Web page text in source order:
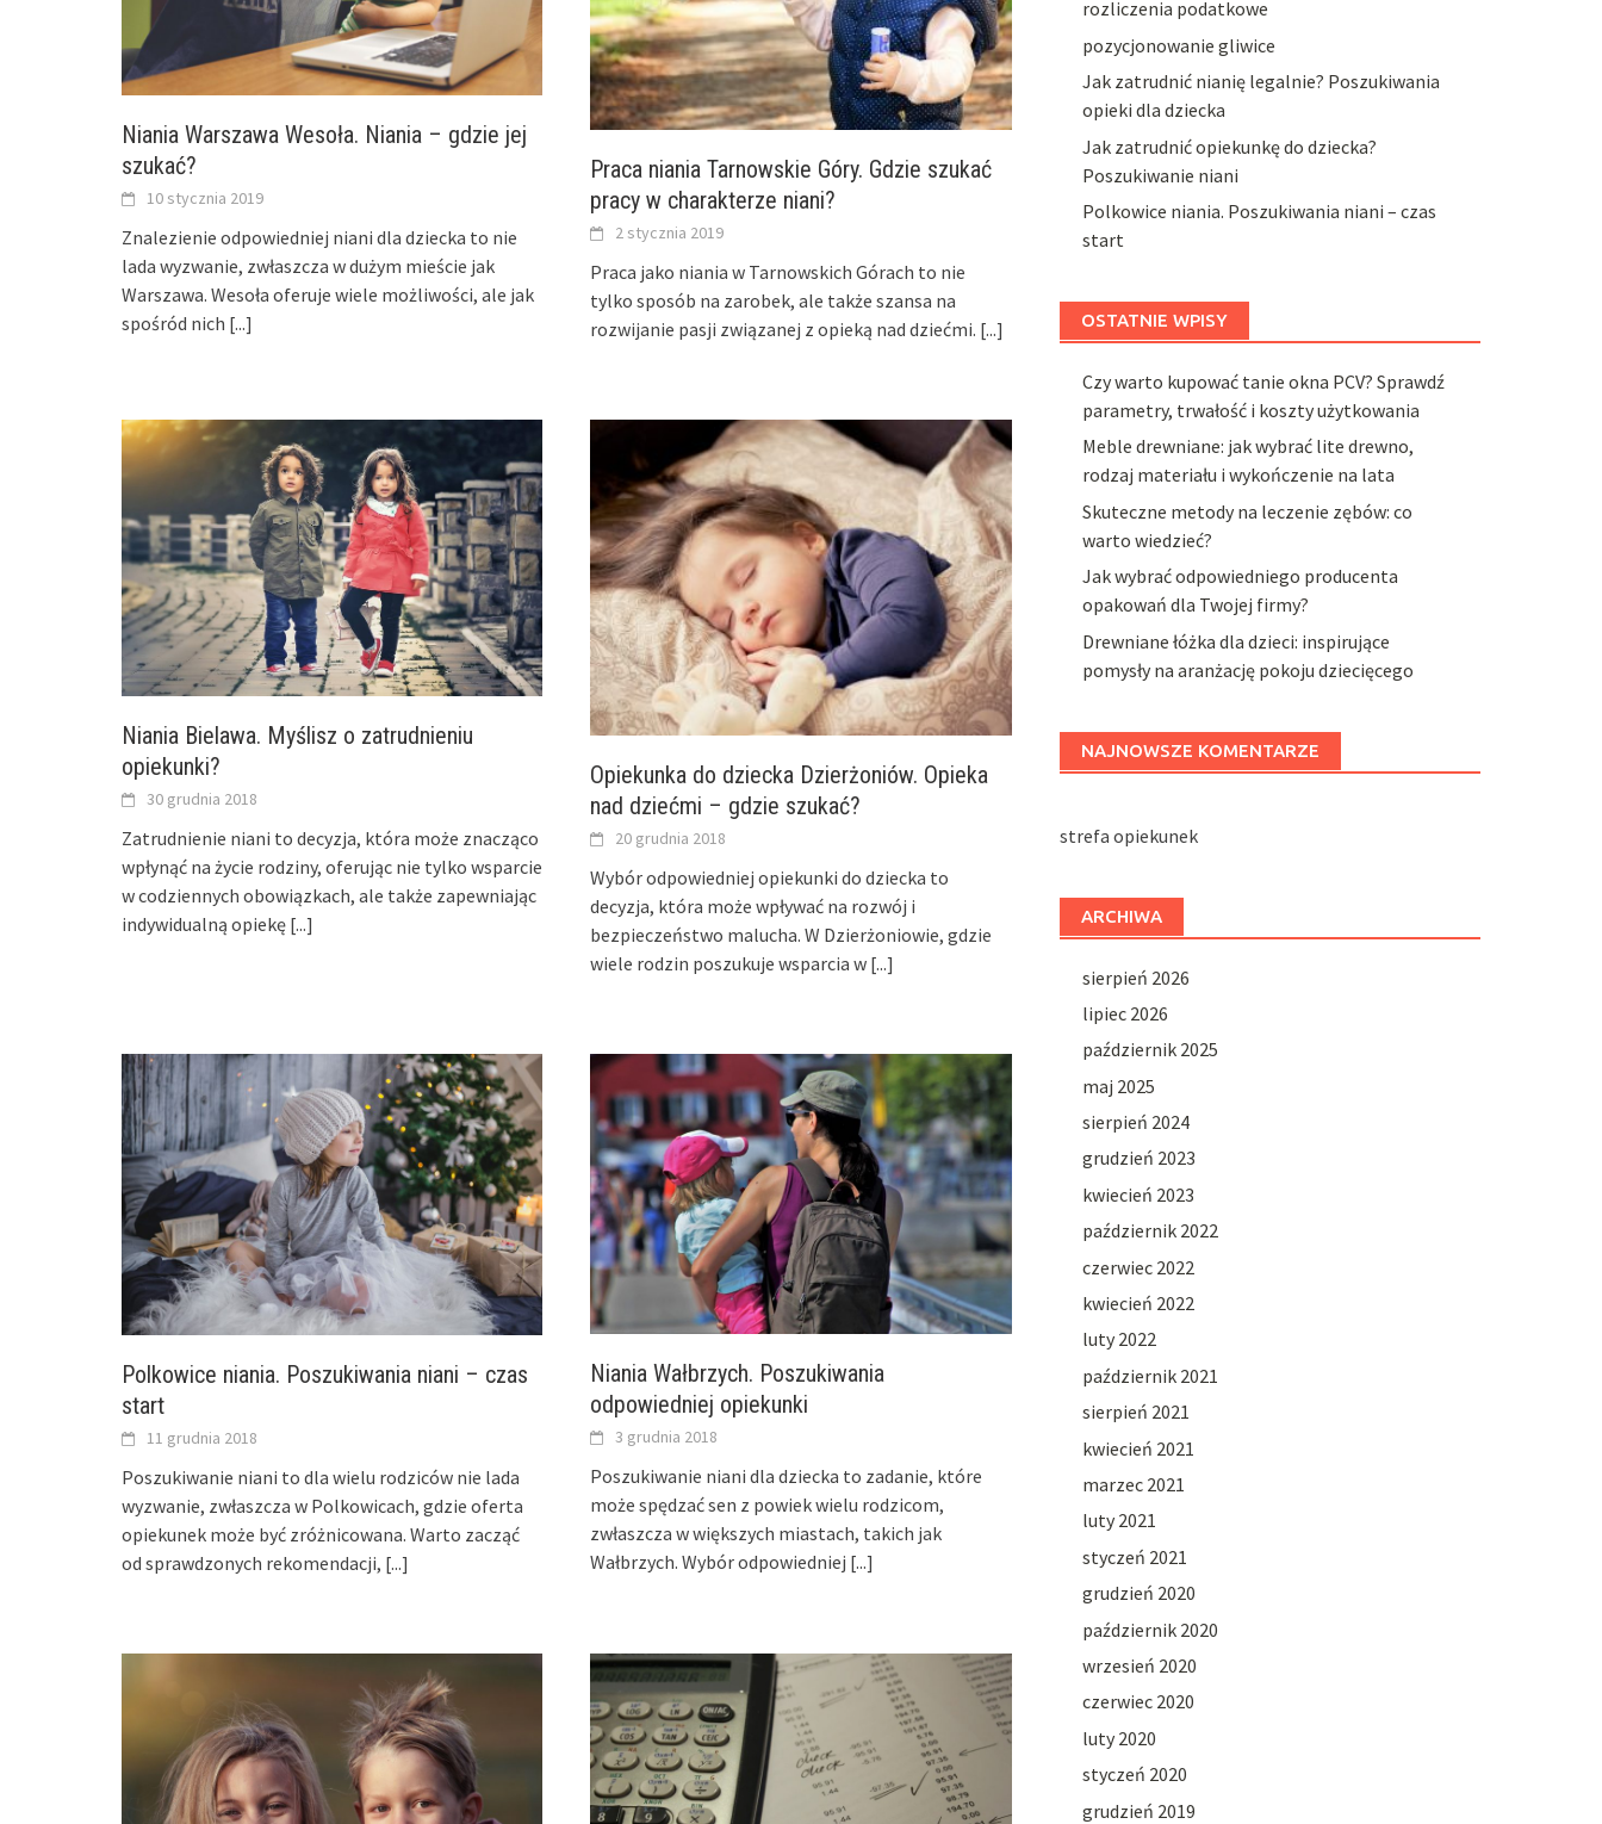
Niania Warszawa Wesoła. Niania – gdzie jej
szukać?
10 stycznia 2019
Znalezienie odpowiedniej niani dla dziecka to nie
lada wyzwanie, zwłaszcza w dużym mieście jak
Warszawa. Wesoła oferuje wiele możliwości, ale jak
spośród nich [...]
Praca niania Tarnowskie Góry. Gdzie szukać
pracy w charakterze niani?
2 stycznia 2019
Praca jako niania w Tarnowskich Górach to nie
tylko sposób na zarobek, ale także szansa na
rozwijanie pasji związanej z opieką nad dziećmi. [...]
Niania Bielawa. Myślisz o zatrudnieniu
opiekunki?
30 grudnia 2018
Zatrudnienie niani to decyzja, która może znacząco
wpłynąć na życie rodziny, oferując nie tylko wsparcie
w codziennych obowiązkach, ale także zapewniając
indywidualną opiekę [...]
Opiekunka do dziecka Dzierżoniów. Opieka
nad dziećmi – gdzie szukać?
20 grudnia 2018
Wybór odpowiedniej opiekunki do dziecka to
decyzja, która może wpływać na rozwój i
bezpieczeństwo malucha. W Dzierżoniowie, gdzie
wiele rodzin poszukuje wsparcia w [...]
Polkowice niania. Poszukiwania niani – czas
start
11 grudnia 2018
Poszukiwanie niani to dla wielu rodziców nie lada
wyzwanie, zwłaszcza w Polkowicach, gdzie oferta
opiekunek może być zróżnicowana. Warto zacząć
od sprawdzonych rekomendacji, [...]
Niania Wałbrzych. Poszukiwania
odpowiedniej opiekunki
3 grudnia 2018
Poszukiwanie niani dla dziecka to zadanie, które
może spędzać sen z powiek wielu rodzicom,
zwłaszcza w większych miastach, takich jak
Wałbrzych. Wybór odpowiedniej [...]
rozliczenia podatkowe
pozycjonowanie gliwice
Jak zatrudnić nianię legalnie? Poszukiwania
opieki dla dziecka
Jak zatrudnić opiekunkę do dziecka?
Poszukiwanie niani
Polkowice niania. Poszukiwania niani – czas
start
OSTATNIE WPISY
Czy warto kupować tanie okna PCV? Sprawdź
parametry, trwałość i koszty użytkowania
Meble drewniane: jak wybrać lite drewno,
rodzaj materiału i wykończenie na lata
Skuteczne metody na leczenie zębów: co
warto wiedzieć?
Jak wybrać odpowiedniego producenta
opakowań dla Twojej firmy?
Drewniane łóżka dla dzieci: inspirujące
pomysły na aranżację pokoju dziecięcego
NAJNOWSZE KOMENTARZE
strefa opiekunek
ARCHIWA
sierpień 2026
lipiec 2026
październik 2025
maj 2025
sierpień 2024
grudzień 2023
kwiecień 2023
październik 2022
czerwiec 2022
kwiecień 2022
luty 2022
październik 2021
sierpień 2021
kwiecień 2021
marzec 2021
luty 2021
styczeń 2021
grudzień 2020
październik 2020
wrzesień 2020
czerwiec 2020
luty 2020
styczeń 2020
grudzień 2019